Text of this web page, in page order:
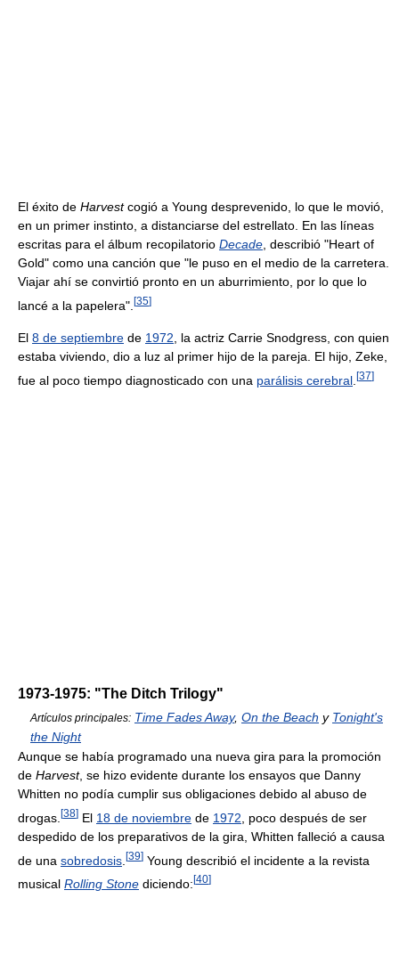
El éxito de Harvestcogió a Young desprevenido, lo que le movió,
en un primer instinto, a distanciarse del estrellato. En las líneas
escritas para el álbum recopilatorio Decade, describió "Heart of
Gold" como una canción que "le puso en el medio de la carretera.
Viajar ahí se convirtió pronto en un aburrimiento, por lo que lo
lancé a la papelera". [35]
El 8 de septiembre de 1972 , la actriz Carrie Snodgress, con quien
estaba viviendo, dio a luz al primer hijo de la pareja. El hijo, Zeke,
fue al poco tiempo diagnosticado con una parálisis cerebral [37]
1973-1975: "The Ditch Trilogy"
Artículos principales: Time Fades Away, On the Beach y Tonight's
the Night
Aunque se había programado una nueva gira para la promoción
de Harvest, se hizo evidente durante los ensayos que Danny
Whitten no podía cumplir sus obligaciones debido al abuso de
drogas. [38] El 18 de noviembre de 1972 , poco después de ser
despedido de los preparativos de la gira, Whitten falleció a causa
de una sobredosis [39] Young describió el incidente a la revista
musical Rolling Stone diciendo: [40]